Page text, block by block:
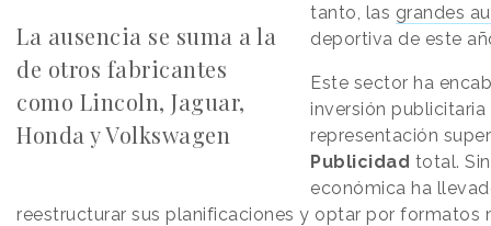
La ausencia se suma a la
de otros fabricantes
como Lincoln, Jaguar,
Honda y Volkswagen
tanto, las grandes
deportiva de este
Este sector ha
inversión
representación
Publicidad total.
económica ha
reestructurar sus planificaciones y optar por formatos